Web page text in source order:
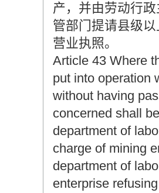
产，并由劳动行
管部门提请县级
营业执照。
Article 43 Where
put into operation
without having
concerned shall
department of
charge of mining
department of
enterprise